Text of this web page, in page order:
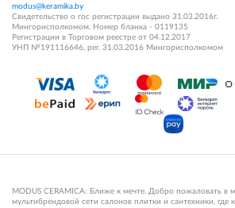
modus@keramika.by
Свидетельство о гос регистрации выдано 31.03.2016г.
Мингорисполкомом. Номер бланка - 0119135
Регистрации в Торговом реестре от 04.12.2017
УНП №191116646, рег. 31.03.2016 Мингорисполкомом
MODUS CERAMICA: Ближе к мечте. Добро пожаловать в
мультибрендовой сети салонов плитки и сантехники,